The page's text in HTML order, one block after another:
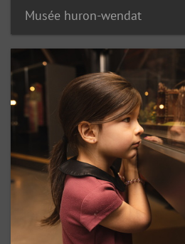
Musée huron-wendat